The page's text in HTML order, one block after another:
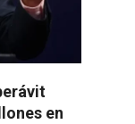
en